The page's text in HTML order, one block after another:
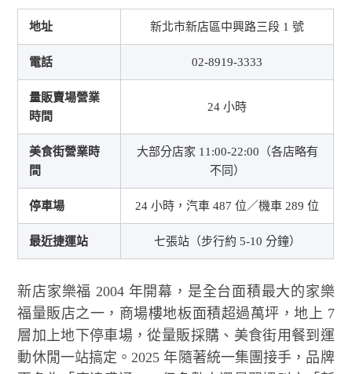
地址 新北市新店區中興路三段 1 號
電話 02-8919-3333
量販賣場營業
時間
24 小時
美食街營業時
間
大部分店家 11:00-22:00（各店略有
不同）
停車場 24 小時，汽車 487 位／機車 289 位
最近捷運站 七張站（步行約 5-10 分鐘）
新店家樂福 2004 年開幕，是全台面積最大的家樂
福量販店之一，商場樓地板面積超過萬坪，地上 7
層加上地下停車場，從量販採購、美食街用餐到運
動休閒一站搞定。2025 年隨著統一集團接手，品牌